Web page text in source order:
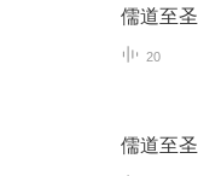
儒道至圣
20
儒道至圣